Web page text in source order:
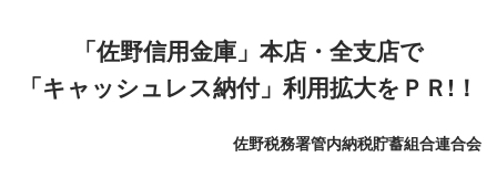
「佐野信用金庫」本店・全支店で
「キャッシュレス納付」利用拡大をＰＲ!！
佐野税務署管内納税貯蓄組合連合会